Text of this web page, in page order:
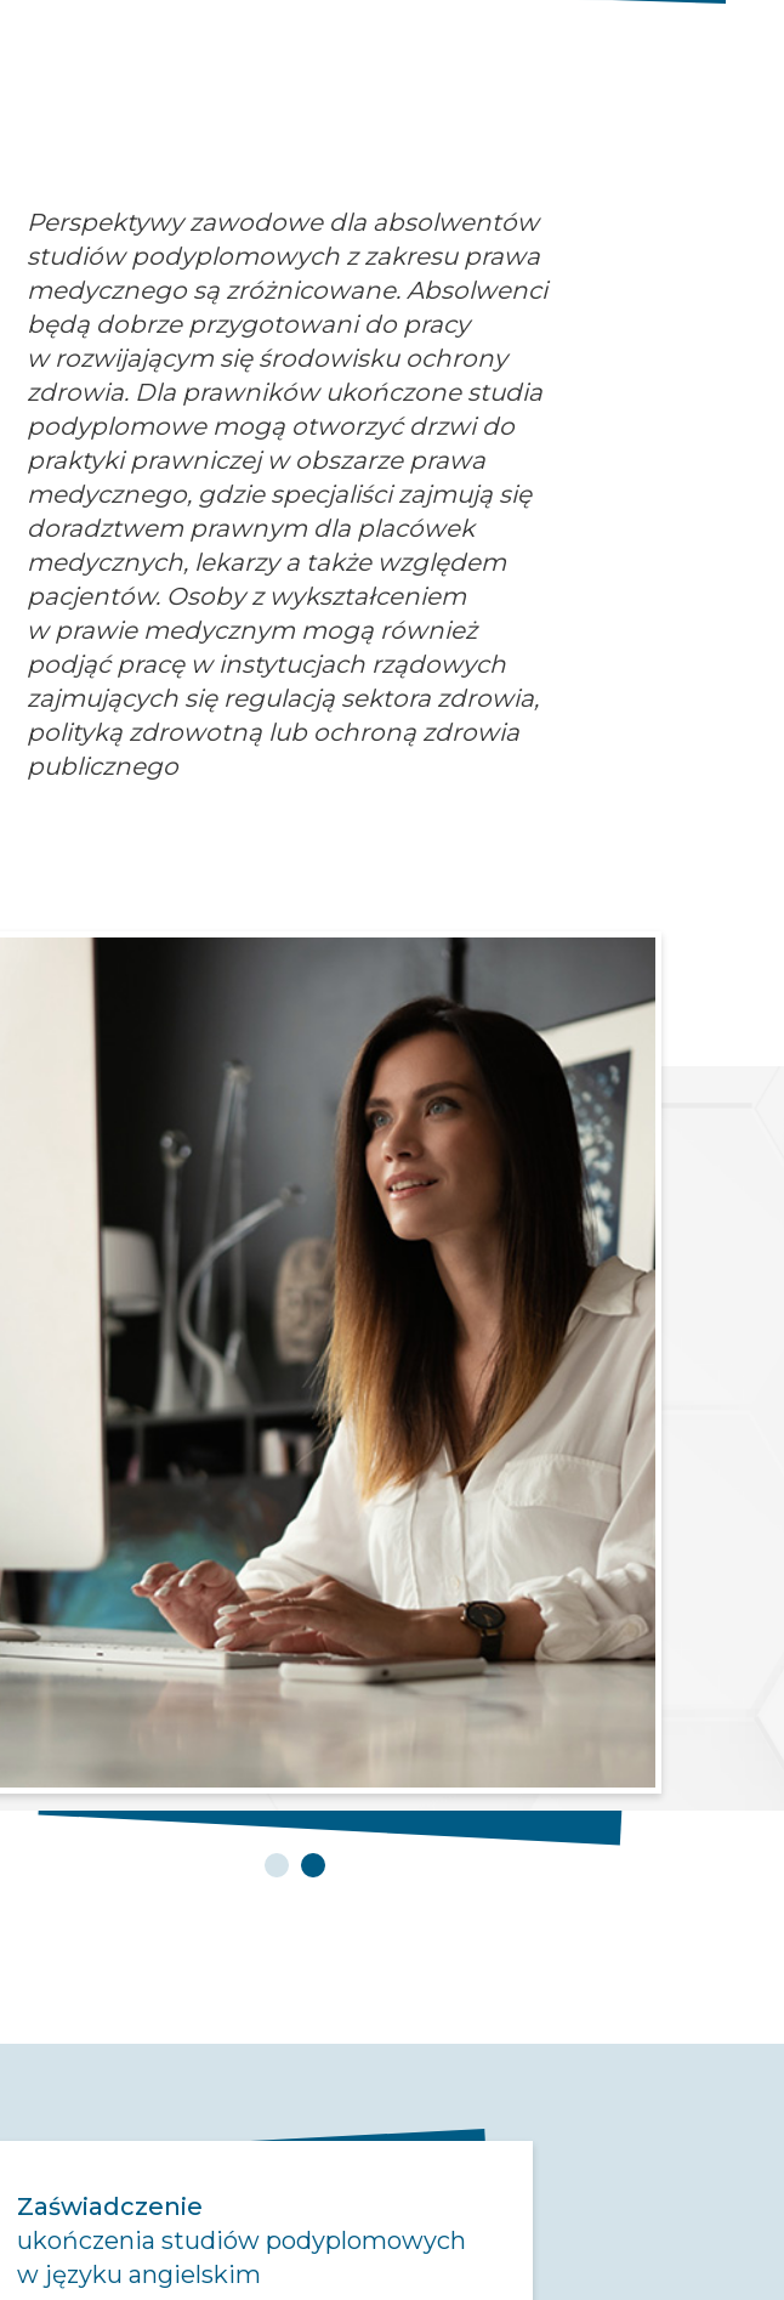
Perspektywy zawodowe dla absolwentów
studiów podyplomowych z zakresu prawa
medycznego są zróżnicowane. Absolwenci
będą dobrze przygotowani do pracy
w rozwijającym się środowisku ochrony
zdrowia. Dla prawników ukończone studia
podyplomowe mogą otworzyć drzwi do
praktyki prawniczej w obszarze prawa
medycznego, gdzie specjaliści zajmują się
doradztwem prawnym dla placówek
medycznych, lekarzy a także względem
pacjentów. Osoby z wykształceniem
w prawie medycznym mogą również
podjąć pracę w instytucjach rządowych
zajmujących się regulacją sektora zdrowia,
polityką zdrowotną lub ochroną zdrowia
publicznego
Zaświadczenie
ukończenia studiów podyplomowych
w języku angielskim